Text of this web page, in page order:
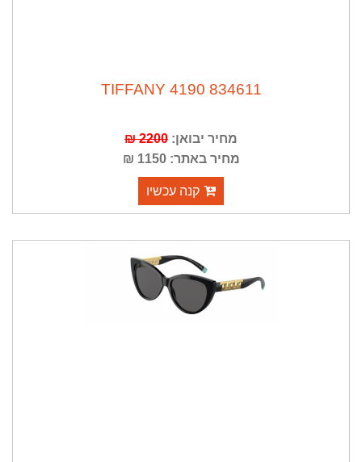
TIFFANY 4190 834611
מחיר יבואן: 2200 ₪
מחיר באתר: 1150 ₪
קנה עכשיו